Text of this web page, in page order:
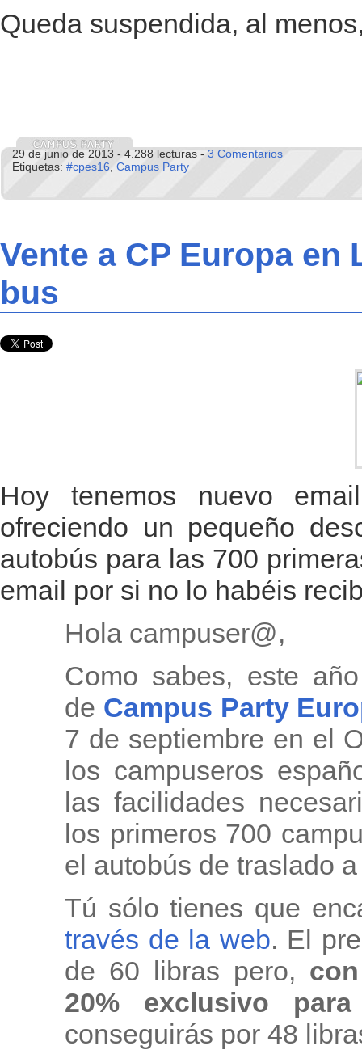
Queda suspendida, al
29 de junio de 2013 - 4.288 lecturas - 3 Comentarios
Etiquetas: #cpes16 Campus Party
Vente a CP Europa
bus
Hoy tenemos nuevo
ofreciendo un pequeño
autobús para las 700
email por si no lo habéis
Hola campuser@,
Como sabes, este
de Campus Party
7 de septiembre en el
los campuseros
las facilidades
los primeros 700
el autobús de traslado
Tú sólo tienes que
través de la web. El
de 60 libras pero,
20% exclusivo
conseguirás por 48